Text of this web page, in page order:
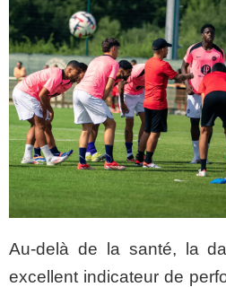
Au-delà de la santé, la
excellent indicateur de